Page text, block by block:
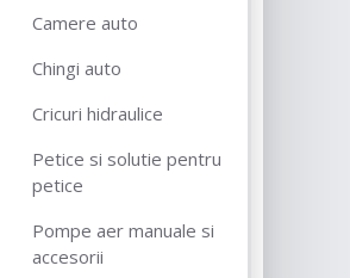
Camere auto
Chingi auto
Cricuri hidraulice
Petice si solutie pentru
petice
Pompe aer manuale si
accesorii